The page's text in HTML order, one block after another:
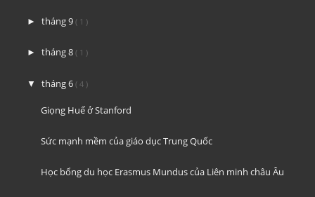
►tháng 9( 1 )
►tháng 8( 1 )
▼tháng 6( 4 )
Giọng Huế ở Stanford
Sức mạnh mềm của giáo dục Trung Quốc
Học bổng du học Erasmus Mundus của Liên minh châu Âu